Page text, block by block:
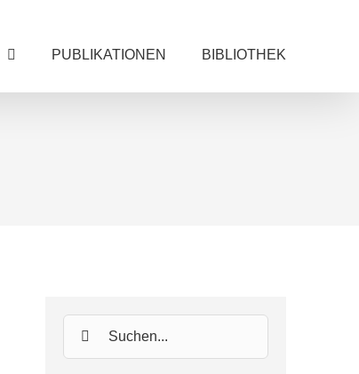
PUBLIKATIONEN BIBLIOTHEK
Suche
nach: